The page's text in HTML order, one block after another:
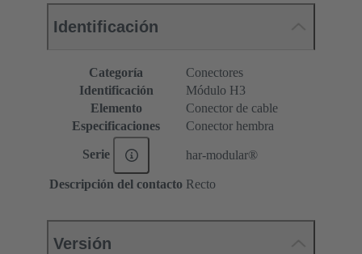
Identificación
Categoría
Conectores
Identificación
Módulo H3
Elemento
Conector de cable
Especificaciones
Conector hembra
Serie har-modular®
Descripción del contacto Recto
Versión